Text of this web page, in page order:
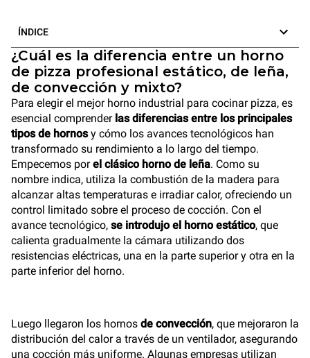
ÍNDICE
¿Cuál es la diferencia entre un horno
de pizza profesional estático, de leña,
de convección y mixto?
Para elegir el mejor horno industrial para cocinar pizza, es
esencial comprender las diferencias entre los principales
tipos de hornosy cómo los avances tecnológicos han
transformado su rendimiento a lo largo del tiempo.
Empecemos porel clásico horno de leña. Como su
nombre indica, utiliza la combustión de la madera para
alcanzar altas temperaturas e irradiar calor, ofreciendo un
control limitado sobre el proceso de cocción. Con el
avance tecnológico, se introdujo el horno estático, que
calienta gradualmente la cámara utilizando dos
resistencias eléctricas, una en la parte superior y otra en la
parte inferior del horno.
Luego llegaron los hornos de convección, que mejoraron la
distribución del calor a través de un ventilador, asegurando
una cocción más uniforme. Algunas empresas utilizan